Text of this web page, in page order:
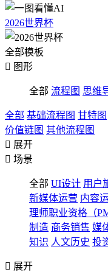
2026世界杯
全部模板
 图形
全部 流程图 思维
全部 基础流程图 甘特图
价值链图 其他流程图
 展开
 场景
全部 UI设计 用户
新媒体运营 内容
理师职业资格（
制造 商务销售 媒
知识 人文历史 投
 展开